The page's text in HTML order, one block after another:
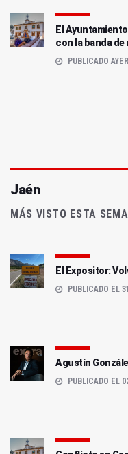
El
con la banda de
PUBLICADO
Jaén
MÁS VISTO ESTA
El Expositor:
PUBLICADO EL
Agustín
PUBLICADO EL